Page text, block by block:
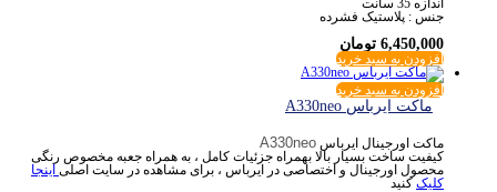
اندازه 35 سانت
جنس : پلاستیک فشرده
6,450,000 تومان
افزودن به سبد خرید
افزودن به سبد خرید
ماکت ایرباس A330neo
ماکت اورجینال ایرباس A330neo
کیفیت ساخت بسیار بالا بهمراه جزئیات کامل ، به همراه جعبه مخصوص رنگی
محصول اورجینال و اختصاصی در ایرباس ، برای مشاهده در سایت اصلیاینجا
کلیککنید